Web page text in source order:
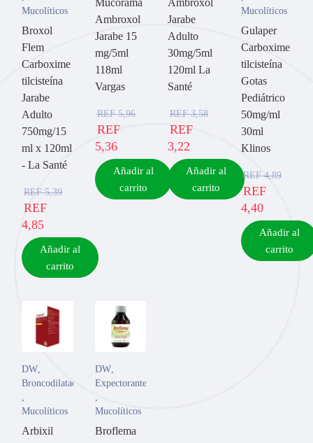
Mucolíticos
Broxol
Flem
Carboxime
tilcisteína
Jarabe
Adulto
750mg/15
ml x 120ml
- La Santé
REF5,39
REF
4,85
Añadir al
carrito
Ambroxol
Jarabe 15
mg/5ml
118ml
Vargas
REF5,96
REF
5,36
Añadir al
carrito
Jarabe
Adulto
30mg/5ml
120ml La
Santé
REF3,58
REF
3,22
Añadir al
carrito
Mucolíticos
Gulaper
Carboxime
tilcisteína
Gotas
Pediátrico
50mg/ml
30ml
Klinos
REF4,89
REF
4,40
Añadir al
carrito
DW,
Broncodilatador
,
Mucolíticos
Arbixil
DW,
Expectorante
,
Mucolíticos
Broflema